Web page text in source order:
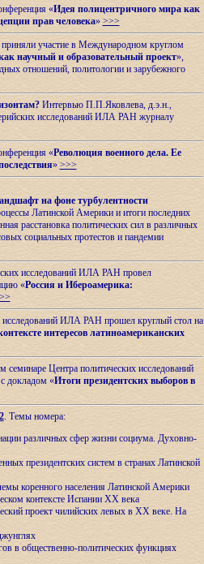
«Идея полицентричного мира как
прав человека» >>>
участие в Международном круглом
научный и образовательный проект»,
отношений, политологии и зарубежного
Интервью П.П.Яковлева, д.э.н.,
исследований ИЛА РАН журналу
«Революция военного дела. Ее
» >>>
на фоне турбулентности
Латинской Америки и итоги последних
расстановка политических сил в различных
социальных протестов и пандемии
исследований ИЛА РАН провел
«Россия и Ибероамерика:
исследований ИЛА РАН прошел круглый стол на
интересов латиноамериканских
семинаре Центра политических исследований
докладом «Итоги президентских выборов в
. Темы номера:
различных сфер жизни социума. Духовно-
президентских систем в странах Латинской
коренного населения Латинской Америки
контексте Испании XX века
проект чилийских левых в XX веке. На
в общественно-политических функциях